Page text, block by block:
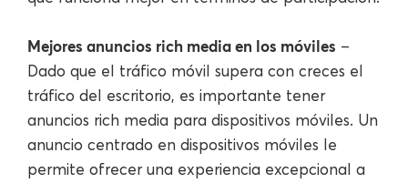
Mejores anuncios rich media en los móviles –
Dado que el tráfico móvil supera con creces el
tráfico del escritorio, es importante tener
anuncios rich media para dispositivos móviles. Un
anuncio centrado en dispositivos móviles le
permite ofrecer una experiencia excepcional a